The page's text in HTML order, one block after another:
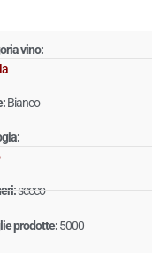
vino:
Bianco
secco
prodotte:5000